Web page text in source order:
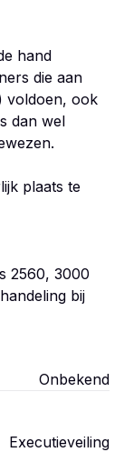
hand
die aan
voldoen, ook
dan wel
plaats te
2560, 3000
bij
Onbekend
Executieveiling